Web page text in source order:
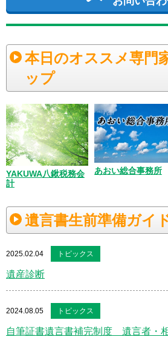
本日のオススメ専門
ップ
YAKUWA八鍬税務会
計
あおい総合事務所
遺言書生前準備ガイ
2025.02.04 トピックス
遺産診断
2024.08.05 トピックス
自筆証書遺言書補完制度 遺言者・